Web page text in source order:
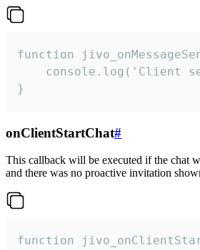
function
console.log('Client
}
onClientStartChat#
This callback will be executed if the chat
and there was no proactive invitation
function